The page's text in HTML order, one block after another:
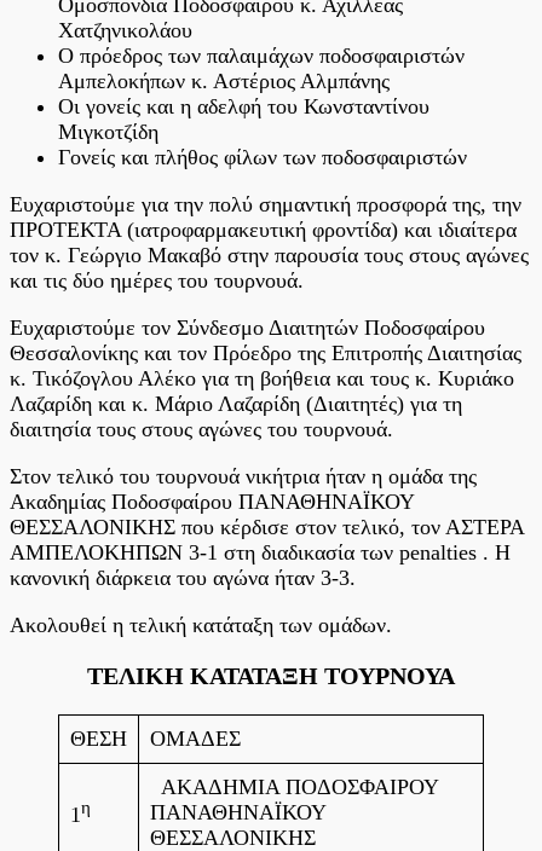
Χατζηνικολάου
Ο πρόεδρος των παλαιμάχων ποδοσφαιριστών
Αμπελοκήπων κ. Αστέριος Αλμπάνης
Οι γονείς και η αδελφή του Κωνσταντίνου
Μιγκοτζίδη
Γονείς και πλήθος φίλων των ποδοσφαιριστών
Ευχαριστούμε για την πολύ σημαντική προσφορά της, την
ΠΡΟΤΕΚΤΑ (ιατροφαρμακευτική φροντίδα) και ιδιαίτερα
τον κ. Γεώργιο Μακαβό στην παρουσία τους στους αγώνες
και τις δύο ημέρες του τουρνουά.
Ευχαριστούμε τον Σύνδεσμο Διαιτητών Ποδοσφαίρου
Θεσσαλονίκης και τον Πρόεδρο της Επιτροπής Διαιτησίας
κ. Τικόζογλου Αλέκο για τη βοήθεια και τους κ. Κυριάκο
Λαζαρίδη και κ. Μάριο Λαζαρίδη (Διαιτητές) για τη
διαιτησία τους στους αγώνες του τουρνουά.
Στον τελικό του τουρνουά νικήτρια ήταν η ομάδα της
Ακαδημίας Ποδοσφαίρου ΠΑΝΑΘΗΝΑΪΚΟΥ
ΘΕΣΣΑΛΟΝΙΚΗΣ που κέρδισε στον τελικό, τον ΑΣΤΕΡΑ
ΑΜΠΕΛΟΚΗΠΩΝ 3-1 στη διαδικασία των penalties . H
κανονική διάρκεια του αγώνα ήταν 3-3.
Ακολουθεί η τελική κατάταξη των ομάδων.
ΤΕΛΙΚΗ ΚΑΤΑΤΑΞΗ ΤΟΥΡΝΟΥΑ
ΘΕΣΗ ΟΜΑΔΕΣ
1η
ΑΚΑΔΗΜΙΑ ΠΟΔΟΣΦΑΙΡΟΥ
ΠΑΝΑΘΗΝΑΪΚΟΥ
ΘΕΣΣΑΛΟΝΙΚΗΣ